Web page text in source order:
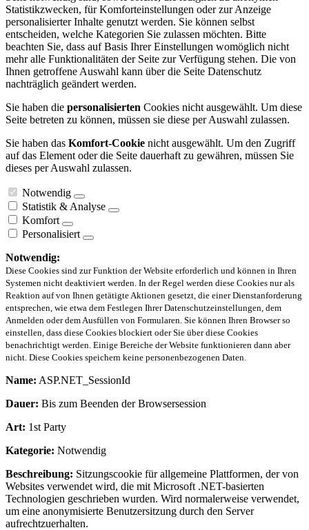
Statistikzwecken, für Komforteinstellungen oder zur Anzeige
personalisierter Inhalte genutzt werden. Sie können selbst
entscheiden, welche Kategorien Sie zulassen möchten. Bitte
beachten Sie, dass auf Basis Ihrer Einstellungen womöglich nicht
mehr alle Funktionalitäten der Seite zur Verfügung stehen. Die von
Ihnen getroffene Auswahl kann über die Seite Datenschutz
nachträglich geändert werden.
Sie haben die personalisierten Cookies nicht ausgewählt. Um diese
Seite betreten zu können, müssen sie diese per Auswahl zulassen.
Sie haben das Komfort-Cookie nicht ausgewählt. Um den Zugriff
auf das Element oder die Seite dauerhaft zu gewähren, müssen Sie
dieses per Auswahl zulassen.
Notwendig
Statistik & Analyse
Komfort
Personalisiert
Notwendig:
Diese Cookies sind zur Funktion der Website erforderlich und können in Ihren
Systemen nicht deaktiviert werden. In der Regel werden diese Cookies nur als
Reaktion auf von Ihnen getätigte Aktionen gesetzt, die einer Dienstanforderung
entsprechen, wie etwa dem Festlegen Ihrer Datenschutzeinstellungen, dem
Anmelden oder dem Ausfüllen von Formularen. Sie können Ihren Browser so
einstellen, dass diese Cookies blockiert oder Sie über diese Cookies
benachrichtigt werden. Einige Bereiche der Website funktionieren dann aber
nicht. Diese Cookies speichern keine personenbezogenen Daten.
Name: ASP.NET_SessionId
Dauer: Bis zum Beenden der Browsersession
Art: 1st Party
Kategorie: Notwendig
Beschreibung: Sitzungscookie für allgemeine Plattformen, der von
Websites verwendet wird, die mit Microsoft .NET-basierten
Technologien geschrieben wurden. Wird normalerweise verwendet,
um eine anonymisierte Benutzersitzung durch den Server
aufrechtzuerhalten.